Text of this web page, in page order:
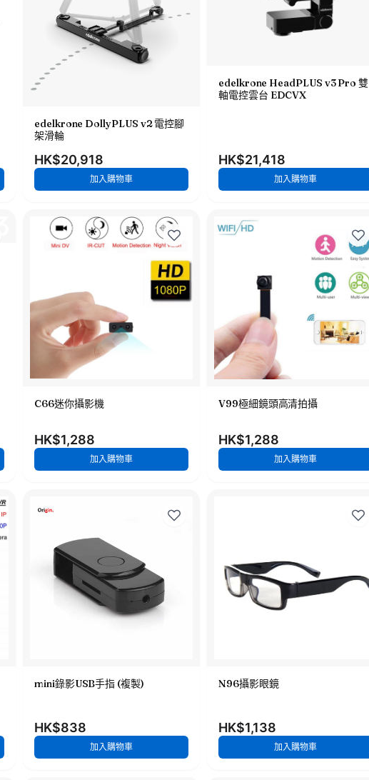
edelkrone DollyPLUS v2 電控腳
架滑輪
HK$20,918
加入購物車
edelkrone HeadPLUS v3 Pro 雙
軸電控雲台 EDCVX
HK$21,418
加入購物車
C66迷你攝影機
HK$1,288
加入購物車
V99極細鏡頭高清拍攝
HK$1,288
加入購物車
mini錄影USB手指 (複製)
HK$838
加入購物車
N96攝影眼鏡
HK$1,138
加入購物車